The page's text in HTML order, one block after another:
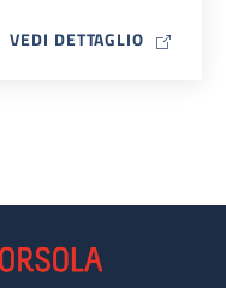
VEDI DETTAGLIO MAP ICON